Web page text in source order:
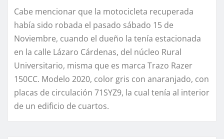
Cabe mencionar que la motocicleta recuperada
había sido robada el pasado sábado 15 de
Noviembre, cuando el dueño la tenía estacionada
en la calle Lázaro Cárdenas, del núcleo Rural
Universitario, misma que es marca Trazo Razer
150CC. Modelo 2020, color gris con anaranjado, con
placas de circulación 71SYZ9, la cual tenía al interior
de un edificio de cuartos.